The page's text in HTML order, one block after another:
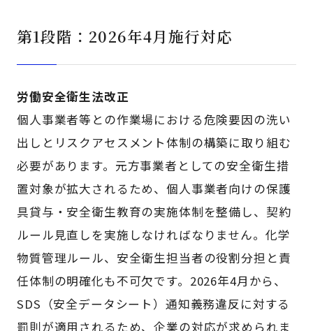
第1段階：2026年4月施行対応
労働安全衛生法改正
個人事業者等との作業場における危険要因の洗い
出しとリスクアセスメント体制の構築に取り組む
必要があります。元方事業者としての安全衛生措
置対象が拡大されるため、個人事業者向けの保護
具貸与・安全衛生教育の実施体制を整備し、契約
ルール見直しを実施しなければなりません。化学
物質管理ルール、安全衛生担当者の役割分担と責
任体制の明確化も不可欠です。2026年4月から、
SDS（安全データシート）通知義務違反に対する
罰則が適用されるため、企業の対応が求められま